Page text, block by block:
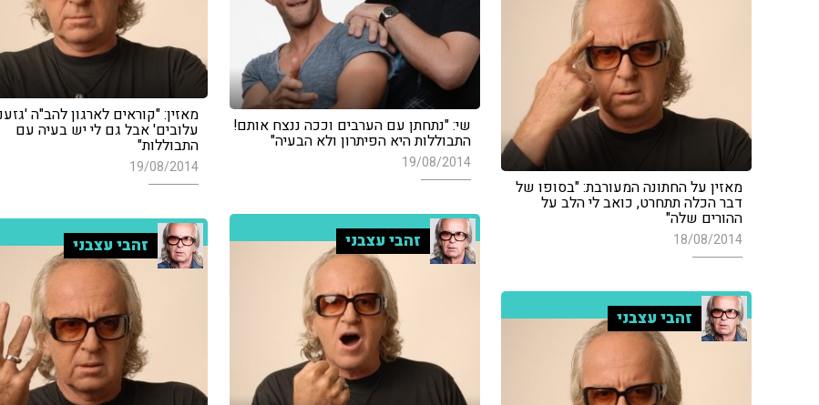
מאזין: "קוראים לארגון להב"ה
עלובים' אבל גם לי יש בעיה עם
התבוללות"
19/08/2014
שי: "נתחתן עם הערבים וככה ננצח אותם!
התבוללות היא הפיתרון ולא הבעיה"
19/08/2014
מאזין על החתונה המעורבת: "בסופו של
דבר הכלה תתחרט, כואב לי הלב על
ההורים שלה"
18/08/2014
זהבי עצבני
זהבי עצבני
זהבי עצבני